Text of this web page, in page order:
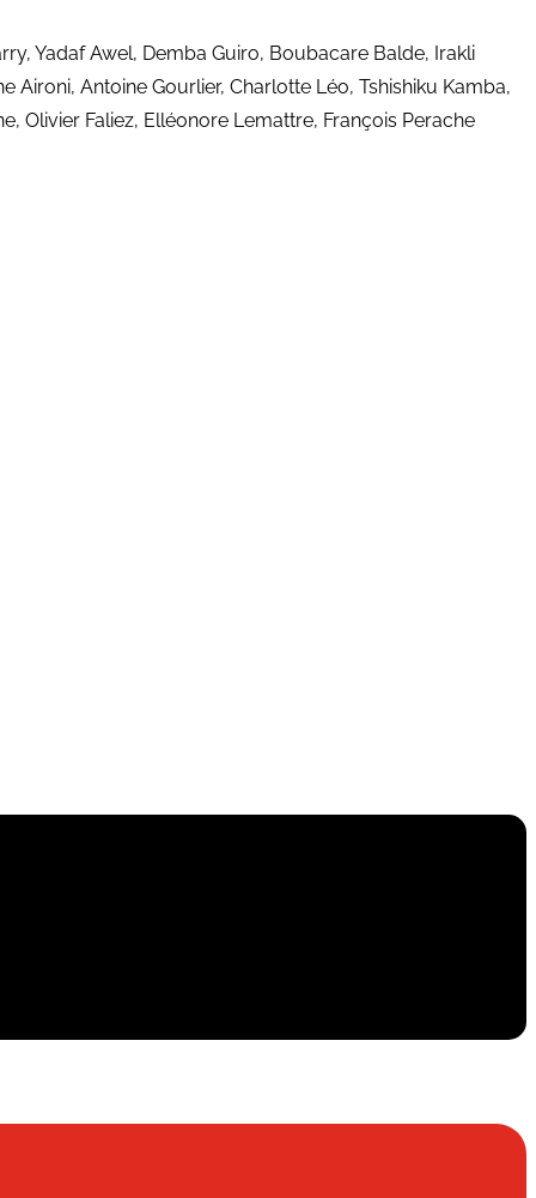
Yadaf Awel, Demba Guiro, Boubacare Balde, Irakli
Aironi, Antoine Gourlier, Charlotte Léo, Tshishiku Kamba,
Olivier Faliez, Elléonore Lemattre, François Perache